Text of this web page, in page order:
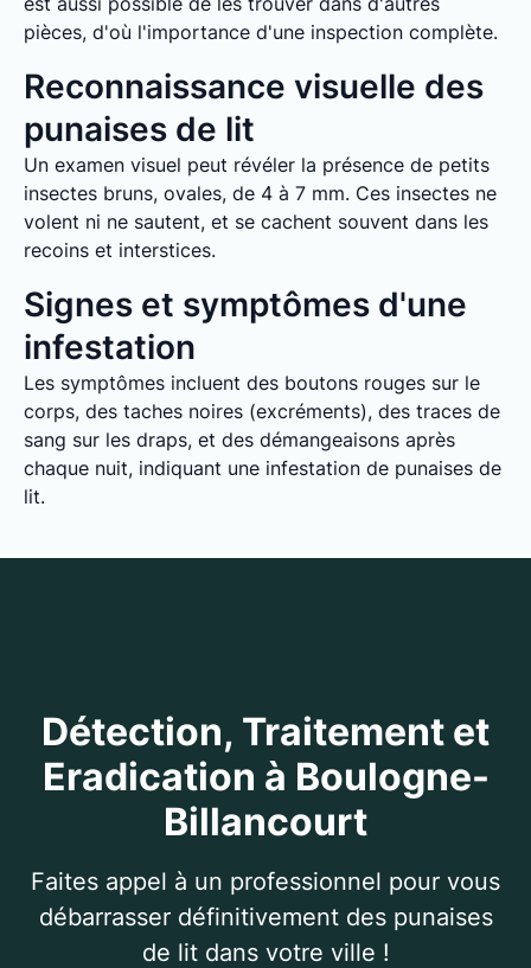
pièces, d'où l'importance d'une inspection complète.
Reconnaissance visuelle des
punaises de lit
Un examen visuel peut révéler la présence de petits
insectes bruns, ovales, de 4 à 7 mm. Ces insectes ne
volent ni ne sautent, et se cachent souvent dans les
recoins et interstices.
Signes et symptômes d'une
infestation
Les symptômes incluent des boutons rouges sur le
corps, des taches noires (excréments), des traces de
sang sur les draps, et des démangeaisons après
chaque nuit, indiquant une infestation de punaises de
lit.
Détection, Traitement et
Eradication à Boulogne-
Billancourt
Faites appel à un professionnel pour vous
débarrasser définitivement des punaises
de lit dans votre ville !